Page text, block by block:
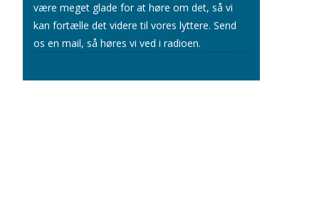
være meget glade for at høre om det, så vi
kan fortælle det videre til vores lyttere. Send
os en mail, så høres vi ved i radioen.